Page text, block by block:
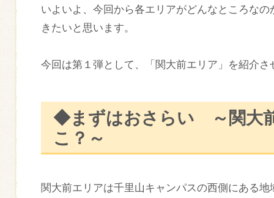
いよいよ、今回から各エリアがどんなところな
きたいと思います。
今回は第１弾として、「関大前エリア」を紹介さ
◆まずはおさらい ～関大
こ？～
関大前エリアは千里山キャンパスの西側にある地